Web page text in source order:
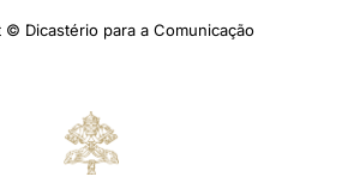
© Dicastério para a Comunicação